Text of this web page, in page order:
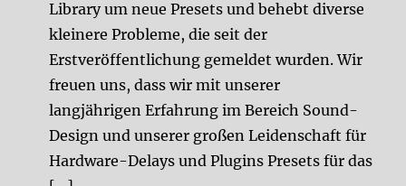
Library um neue Presets und behebt diverse
kleinere Probleme, die seit der
Erstveröffentlichung gemeldet wurden. Wir
freuen uns, dass wir mit unserer
langjährigen Erfahrung im Bereich Sound-
Design und unserer großen Leidenschaft für
Hardware-Delays und Plugins Presets für das